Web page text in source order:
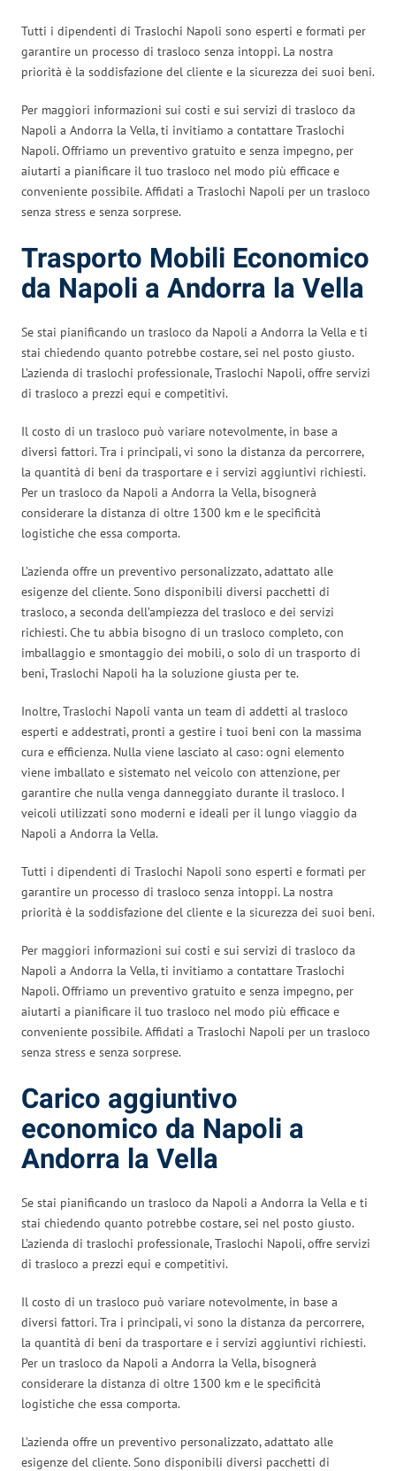
Tutti i dipendenti di Traslochi Napoli sono esperti e formati per
garantire un processo di trasloco senza intoppi. La nostra
priorità è la soddisfazione del cliente e la sicurezza dei suoi beni.
Per maggiori informazioni sui costi e sui servizi di trasloco da
Napoli a Andorra la Vella, ti invitiamo a contattare Traslochi
Napoli. Offriamo un preventivo gratuito e senza impegno, per
aiutarti a pianificare il tuo trasloco nel modo più efficace e
conveniente possibile. Affidati a Traslochi Napoli per un trasloco
senza stress e senza sorprese.
Trasporto Mobili Economico
da Napoli a Andorra la Vella
Se stai pianificando un trasloco da Napoli a Andorra la Vella e ti
stai chiedendo quanto potrebbe costare, sei nel posto giusto.
L’azienda di traslochi professionale, Traslochi Napoli, offre servizi
di trasloco a prezzi equi e competitivi.
Il costo di un trasloco può variare notevolmente, in base a
diversi fattori. Tra i principali, vi sono la distanza da percorrere,
la quantità di beni da trasportare e i servizi aggiuntivi richiesti.
Per un trasloco da Napoli a Andorra la Vella, bisognerà
considerare la distanza di oltre 1300 km e le specificità
logistiche che essa comporta.
L’azienda offre un preventivo personalizzato, adattato alle
esigenze del cliente. Sono disponibili diversi pacchetti di
trasloco, a seconda dell’ampiezza del trasloco e dei servizi
richiesti. Che tu abbia bisogno di un trasloco completo, con
imballaggio e smontaggio dei mobili, o solo di un trasporto di
beni, Traslochi Napoli ha la soluzione giusta per te.
Inoltre, Traslochi Napoli vanta un team di addetti al trasloco
esperti e addestrati, pronti a gestire i tuoi beni con la massima
cura e efficienza. Nulla viene lasciato al caso: ogni elemento
viene imballato e sistemato nel veicolo con attenzione, per
garantire che nulla venga danneggiato durante il trasloco. I
veicoli utilizzati sono moderni e ideali per il lungo viaggio da
Napoli a Andorra la Vella.
Tutti i dipendenti di Traslochi Napoli sono esperti e formati per
garantire un processo di trasloco senza intoppi. La nostra
priorità è la soddisfazione del cliente e la sicurezza dei suoi beni.
Per maggiori informazioni sui costi e sui servizi di trasloco da
Napoli a Andorra la Vella, ti invitiamo a contattare Traslochi
Napoli. Offriamo un preventivo gratuito e senza impegno, per
aiutarti a pianificare il tuo trasloco nel modo più efficace e
conveniente possibile. Affidati a Traslochi Napoli per un trasloco
senza stress e senza sorprese.
Carico aggiuntivo
economico da Napoli a
Andorra la Vella
Se stai pianificando un trasloco da Napoli a Andorra la Vella e ti
stai chiedendo quanto potrebbe costare, sei nel posto giusto.
L’azienda di traslochi professionale, Traslochi Napoli, offre servizi
di trasloco a prezzi equi e competitivi.
Il costo di un trasloco può variare notevolmente, in base a
diversi fattori. Tra i principali, vi sono la distanza da percorrere,
la quantità di beni da trasportare e i servizi aggiuntivi richiesti.
Per un trasloco da Napoli a Andorra la Vella, bisognerà
considerare la distanza di oltre 1300 km e le specificità
logistiche che essa comporta.
L’azienda offre un preventivo personalizzato, adattato alle
esigenze del cliente. Sono disponibili diversi pacchetti di